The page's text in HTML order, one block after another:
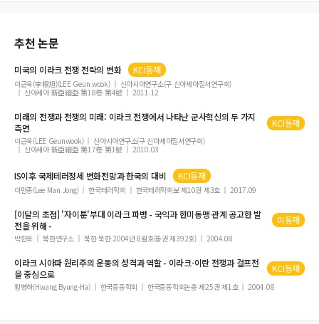
추천 논문
미국의 이라크 전쟁 전략의 변화 KCI등재
이근욱(李根旭)(LEE Geun wook)
신아시아연구소(구 신아세아질서연구회)
신아세아 新亞細亞 第18卷 第4號
2011.12
미래의 전쟁과 전쟁의 미래: 이라크전쟁에서 나타난 군사혁신의 두 가지
측면
KCI등재
이근욱(LEE Geunwook)
신아시아연구소(구 신아세아질서연구회)
신아세아 新亞細亞 第17卷 第1號
2010.03
IS이후 국제테러정세 변화전망과 한국의 대비 KCI등재
이만종(Lee Man Jong) 한국테러학회 한국테러학회보 제10권 제3호 2017.09
[이달의 초점] '자이툰'부대 이라크파병 - 국익과 한미동맹 관계 공고한 발
전을 위해 -
미등재
박헌옥 북한연구소 북한 북한 2004년 8월호(통권 제392호) 2004.08
이라크 시아파 원리주의 운동의 성격과 역할 - 이라크-이란 전쟁과 걸프전
을 중심으로
KCI등재
황병하(Hwang Byung-Ha) 한국중동학회 한국중동학회논총 제25권 제1호 2004.08